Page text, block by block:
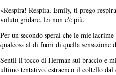
«Respira! Respira, Emily, ti prego
voluto gridare, lei non c'è più.
Per un secondo sperai che le mie
qualcosa al di fuori di quella sensazione
Sentii il tocco di Herman sul braccio e
ultimo tentativo, estraendo il coltello